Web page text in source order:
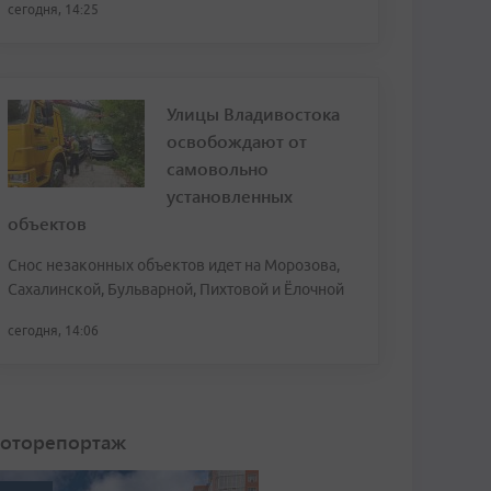
сегодня, 14:25
Улицы Владивостока
освобождают от
самовольно
установленных
объектов
Снос незаконных объектов идет на Морозова,
Сахалинской, Бульварной, Пихтовой и Ёлочной
сегодня, 14:06